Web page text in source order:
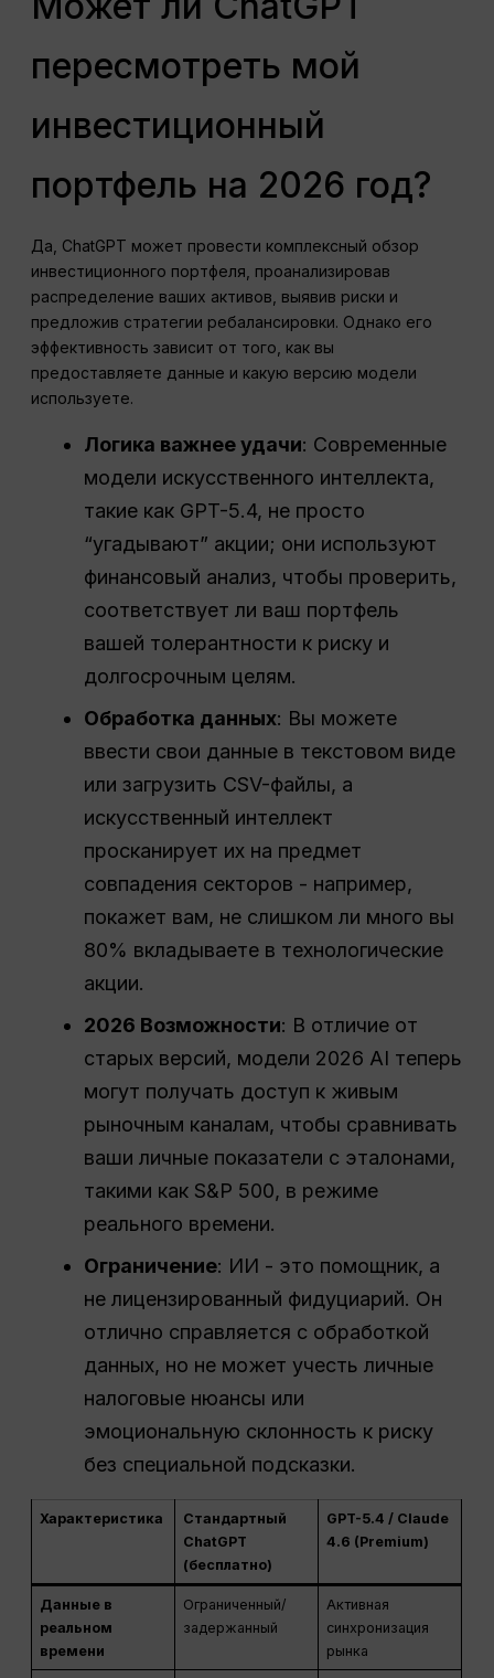
пересмотреть мой
инвестиционный
портфель на 2026 год?
Да, ChatGPT может провести комплексный обзор
инвестиционного портфеля, проанализировав
распределение ваших активов, выявив риски и
предложив стратегии ребалансировки. Однако его
эффективность зависит от того, как вы
предоставляете данные и какую версию модели
используете.
Логика важнее удачи: Современные
модели искусственного интеллекта,
такие как GPT-5.4, не просто
“угадывают” акции; они используют
финансовый анализ, чтобы проверить,
соответствует ли ваш портфель
вашей толерантности к риску и
долгосрочным целям.
Обработка данных: Вы можете
ввести свои данные в текстовом виде
или загрузить CSV-файлы, а
искусственный интеллект
просканирует их на предмет
совпадения секторов - например,
покажет вам, не слишком ли много вы
80% вкладываете в технологические
акции.
2026 Возможности: В отличие от
старых версий, модели 2026 AI теперь
могут получать доступ к живым
рыночным каналам, чтобы сравнивать
ваши личные показатели с эталонами,
такими как S&P 500, в режиме
реального времени.
Ограничение: ИИ - это помощник, а
не лицензированный фидуциарий. Он
отлично справляется с обработкой
данных, но не может учесть личные
налоговые нюансы или
эмоциональную склонность к риску
без специальной подсказки.
Характеристика
Стандартный
ChatGPT
(бесплатно)
GPT-5.4 / Claude
4.6 (Premium)
Данные в
реальном
времени
Ограниченный/
задержанный
Активная
синхронизация
рынка